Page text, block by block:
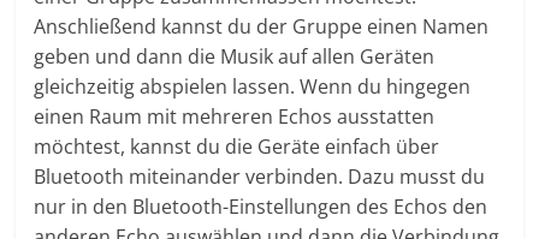
Anschließend kannst du der Gruppe einen Namen
geben und dann die Musik auf allen Geräten
gleichzeitig abspielen lassen. Wenn du hingegen
einen Raum mit mehreren Echos ausstatten
möchtest, kannst du die Geräte einfach über
Bluetooth miteinander verbinden. Dazu musst du
nur in den Bluetooth-Einstellungen des Echos den